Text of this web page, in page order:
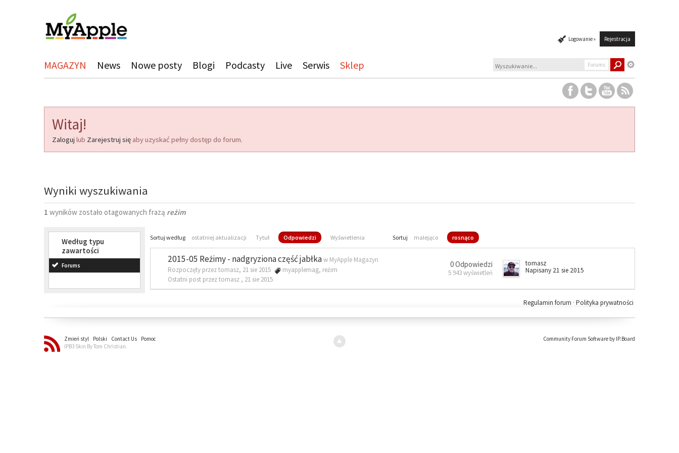
Logowanie » Rejestracja
MAGAZYN News Nowe posty Blogi Podcasty Live Serwis Sklep Forums
Witaj!
Zaloguj lub Zarejestruj się aby uzyskać pełny dostęp do forum.
Wyniki wyszukiwania
1 wyników zostało otagowanych frazą reżim
Według typu
zawartości
Forums
Sortuj według ostatniej aktualizacji Tytuł Odpowiedzi Wyświetlenia Sortuj malejąco rosnąco
2015-05 Reżimy - nadgryziona część jabłkaw MyApple Magazyn
Rozpoczęty przez tomasz, 21 sie 2015
myapplemag, reżim
Ostatni post przez tomasz , 21 sie 2015
0 Odpowiedzi
5 943 wyświetleń
tomasz
Napisany 21 sie 2015
Polityka prywatności
Regulamin forum ·
Zmień styl Polski Contact Us
Pomoc
IPB3 Skin By Tom Christian.
Community Forum Software by IP.Board